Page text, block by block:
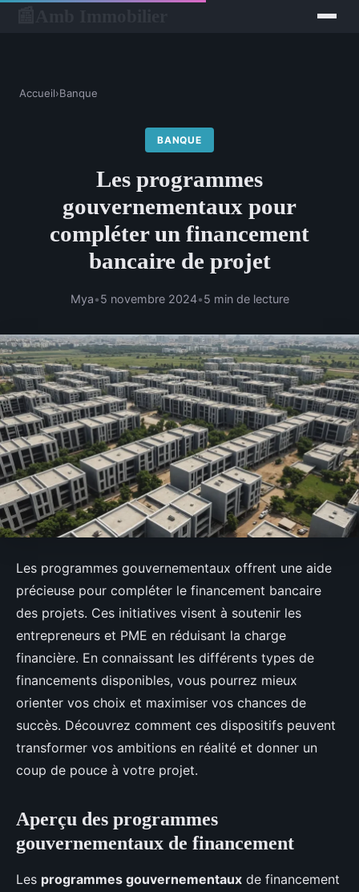
Accueil›Banque
BANQUE
Les programmes
gouvernementaux pour
compléter un financement
bancaire de projet
Mya•5 novembre 2024•5 min de lecture
Les programmes gouvernementaux offrent une aide
précieuse pour compléter le financement bancaire
des projets. Ces initiatives visent à soutenir les
entrepreneurs et PME en réduisant la charge
financière. En connaissant les différents types de
financements disponibles, vous pourrez mieux
orienter vos choix et maximiser vos chances de
succès. Découvrez comment ces dispositifs peuvent
transformer vos ambitions en réalité et donner un
coup de pouce à votre projet.
Aperçu des programmes
gouvernementaux de financement
Les programmes gouvernementaux de financement